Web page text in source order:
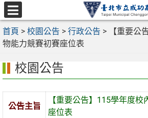
跳
至
主
要
區
選
單
首頁 > 校園公告 > 行政公告 >
【重要公
物能力競賽初賽座位表
校園公告
公告主旨
【重要公告】115學年度
座位表